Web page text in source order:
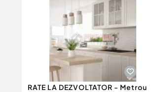
RATE LA DEZVOLTATOR - Metrou